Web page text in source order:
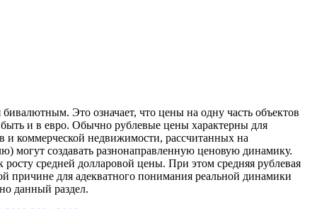
Это означает, что цены на одну часть объектов
быть и в евро. Обычно рублевые цены характерны для
и коммерческой недвижимости, рассчитанных на
могут создавать разнонаправленную ценовую динамику.
средней долларовой цены. При этом средняя рублевая
причине для адекватного понимания реальной динамики
данный раздел.